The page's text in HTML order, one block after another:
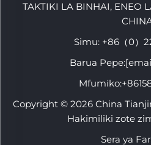
TAKTIKI LA BINHAI, ENEO
Simu: +86（0）
Barua Pepe:
Mfumiko:
Copyright © 2026 China
Hakimiliki zote
Sera ya